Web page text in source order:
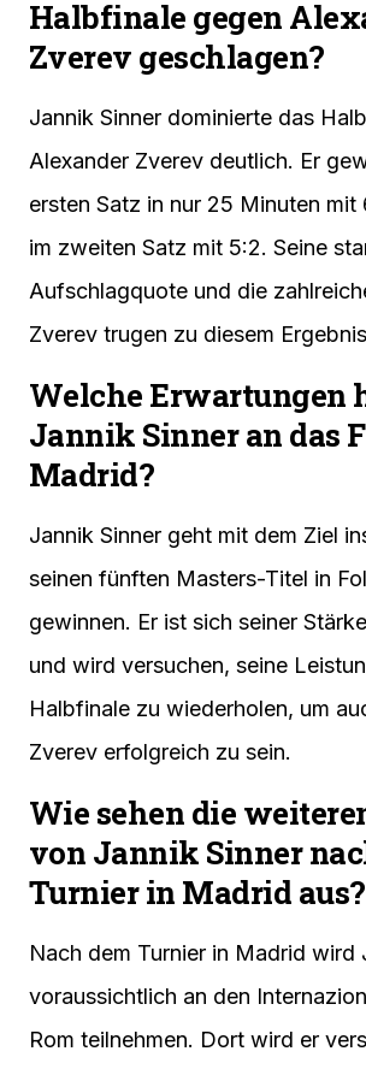
Halbfinale gegen
Zverev geschlagen?
Jannik Sinner dominierte das
Alexander Zverev deutlich. Er
ersten Satz in nur 25 Minuten mit
im zweiten Satz mit 5:2. Seine
Aufschlagquote und die
Zverev trugen zu diesem
Welche Erwartungen
Jannik Sinner an das
Madrid?
Jannik Sinner geht mit dem Ziel
seinen fünften Masters-Titel in
gewinnen. Er ist sich seiner
und wird versuchen, seine
Halbfinale zu wiederholen, um
Zverev erfolgreich zu sein.
Wie sehen die
von Jannik Sinner
Turnier in Madrid aus?
Nach dem Turnier in Madrid wird
voraussichtlich an den
Rom teilnehmen. Dort wird er